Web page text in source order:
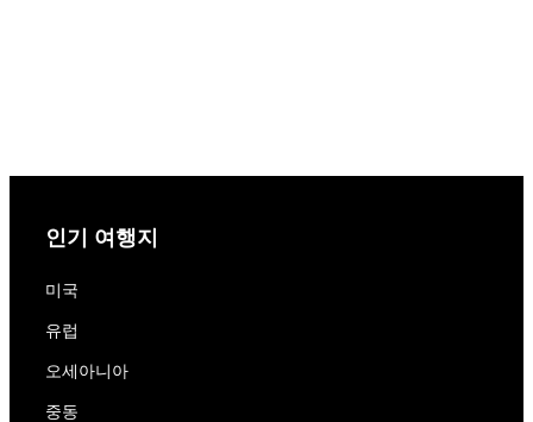
인기 여행지
미국
유럽
오세아니아
중동